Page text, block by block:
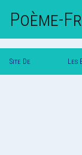
Poème-Fr
Site De Les